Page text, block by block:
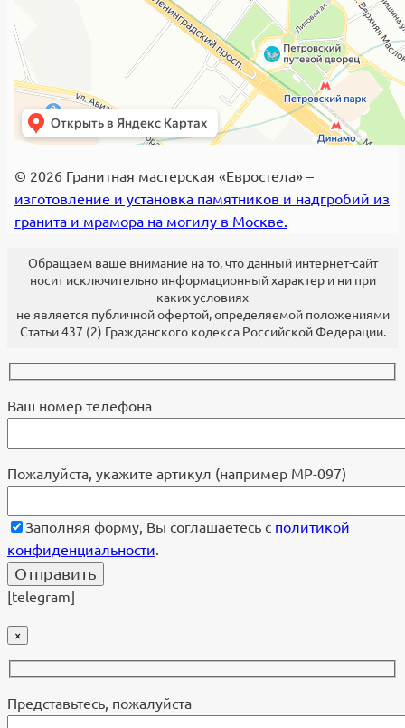
© 2026 Гранитная мастерская «Евростела» –
изготовление и установка памятников и надгробий из
гранита и мрамора на могилу в Москве.
Обращаем ваше внимание на то, что данный интернет-сайт
носит исключительно информационный характер и ни при
каких условиях
не является публичной офертой, определяемой положениями
Статьи 437 (2) Гражданского кодекса Российской Федерации.
Ваш номер телефона
Пожалуйста, укажите артикул (например МР-097)
Заполняя форму, Вы соглашаетесь с политикой
конфиденциальности.
[telegram]
×
Представьтесь, пожалуйста